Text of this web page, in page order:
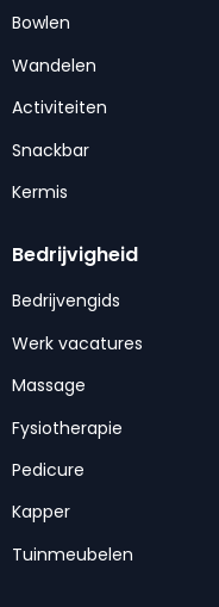
Bowlen
Wandelen
Activiteiten
Snackbar
Kermis
Bedrijvigheid
Bedrijvengids
Werk vacatures
Massage
Fysiotherapie
Pedicure
Kapper
Tuinmeubelen